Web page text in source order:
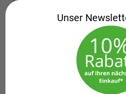
sanften, traditionellen
unkomplizierten
Gleichzeitig verdient
ihr oft entgegengebracht
bedeutet nicht automatisch
Unser